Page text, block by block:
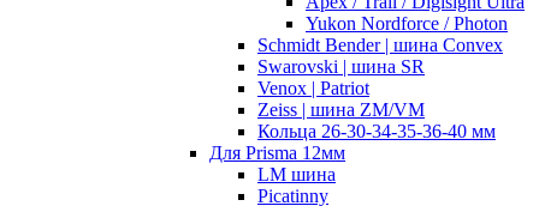
Yukon Nordforce / Photon
Schmidt Bender | шина Convex
Swarovski | шина SR
Venox | Patriot
Zeiss | шина ZM/VM
Кольца 26-30-34-35-36-40 мм
Для Prisma 12мм
LM шина
Picatinny